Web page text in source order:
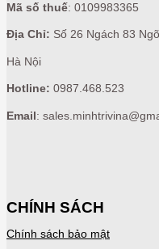
Mã số thuế: 0109983365
Địa Chỉ: Số 26 Ngách 83
Hà Nội
Hotline: 0987.468.523
Email :
CHÍNH SÁCH
Chính sách bảo mật